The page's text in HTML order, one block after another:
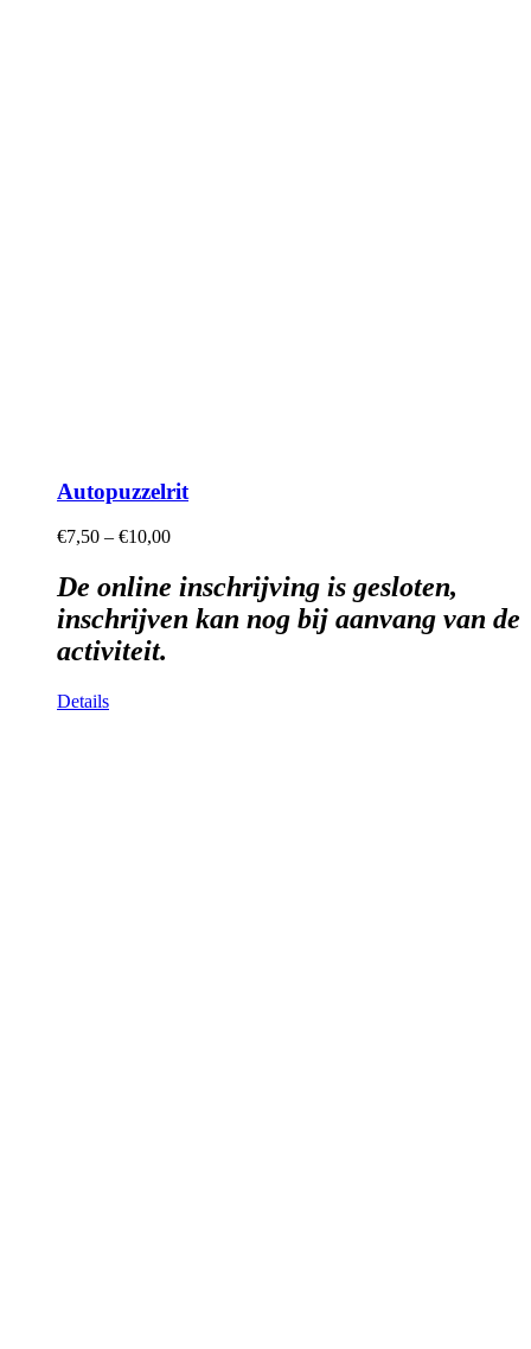
Autopuzzelrit
€7,50 – €10,00
De online inschrijving is gesloten,
inschrijven kan nog bij aanvang van de
activiteit.
Details